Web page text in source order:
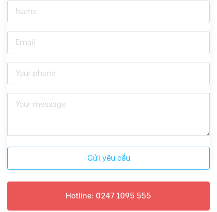
Gửi yêu cầu
Hotline: 0247 1095 555